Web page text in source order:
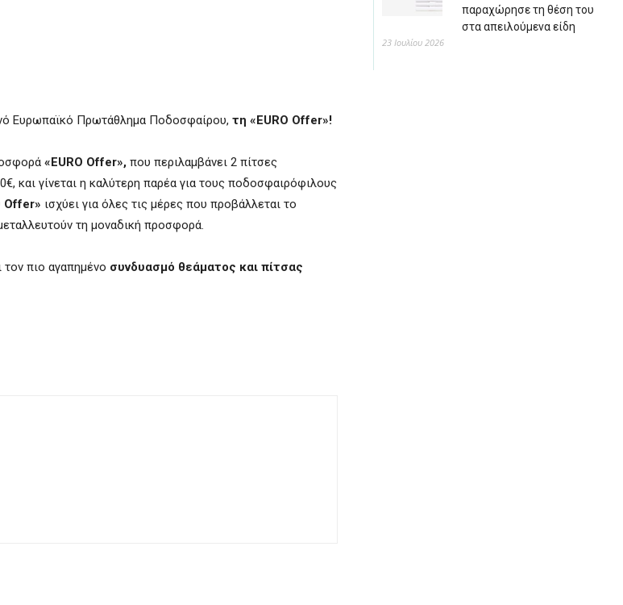
Ευρωπαϊκό Πρωτάθλημα Ποδοσφαίρου, τη «EURO Offer»!
«EURO Offer», που περιλαμβάνει 2 πίτσες
και γίνεται η καλύτερη παρέα για τους ποδοσφαιρόφιλους
Offer» ισχύει για όλες τις μέρες που προβάλλεται το
τη μοναδική προσφορά.
τον πιο αγαπημένο συνδυασμό θεάματος και πίτσας
παραχώρησε τη θέση του
στα απειλούμενα είδη
23 Ιουλίου 2026